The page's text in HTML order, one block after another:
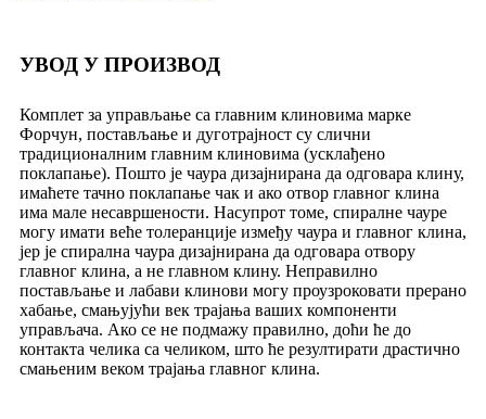
УВОД У ПРОИЗВОД
Комплет за управљање са главним клиновима марке
Форчун, постављање и дуготрајност су слични
традиционалним главним клиновима (усклађено
поклапање). Пошто је чаура дизајнирана да одговара клину,
имаћете тачно поклапање чак и ако отвор главног клина
има мале несавршености. Насупрот томе, спиралне чауре
могу имати веће толеранције између чаура и главног клина,
јер је спирална чаура дизајнирана да одговара отвору
главног клина, а не главном клину. Неправилно
постављање и лабави клинови могу проузроковати прерано
хабање, смањујући век трајања ваших компоненти
управљача. Ако се не подмажу правилно, доћи ће до
контакта челика са челиком, што ће резултирати драстично
смањеним веком трајања главног клина.